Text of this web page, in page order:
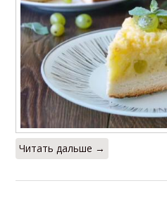
Читать дальше →